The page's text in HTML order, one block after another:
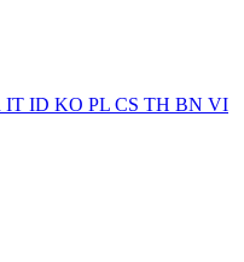
IT ID KO PL CS TH BN VI